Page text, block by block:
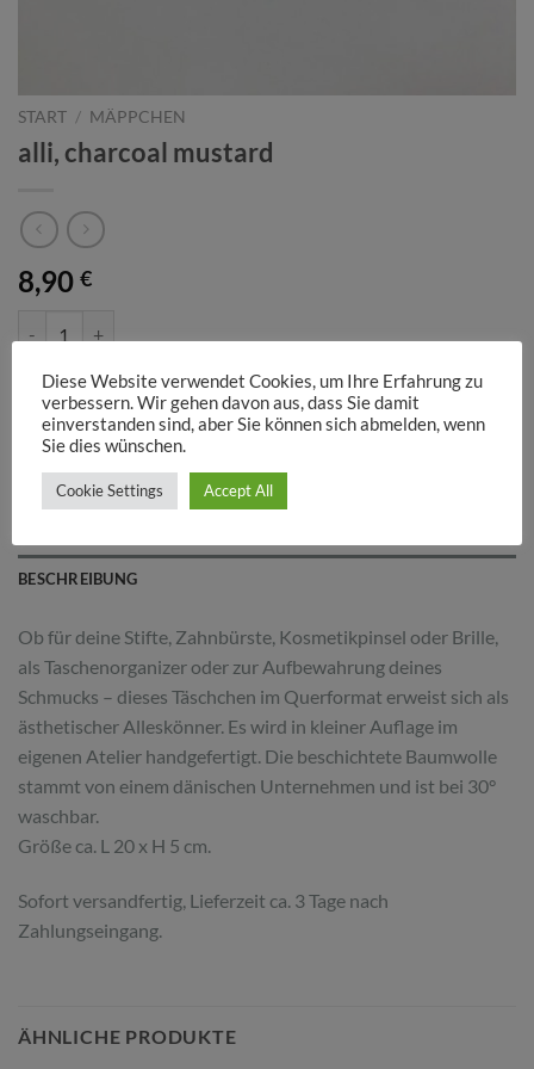
START / MÄPPCHEN
alli, charcoal mustard
8,90 €
IN DEN WARENKORB
Kategorie:MÄPPCHEN
Schlagwörter:grau,rosa senf
BESCHREIBUNG
Ob für deine Stifte, Zahnbürste, Kosmetikpinsel oder Brille,
als Taschenorganizer oder zur Aufbewahrung deines
Schmucks – dieses Täschchen im Querformat erweist sich als
ästhetischer Alleskönner. Es wird in kleiner Auflage im
eigenen Atelier handgefertigt. Die beschichtete Baumwolle
stammt von einem dänischen Unternehmen und ist bei 30°
waschbar.
Größe ca. L 20 x H 5 cm.
Sofort versandfertig, Lieferzeit ca. 3 Tage nach
Zahlungseingang.
ÄHNLICHE PRODUKTE
Diese Website verwendet Cookies, um Ihre Erfahrung zu
verbessern. Wir gehen davon aus, dass Sie damit
einverstanden sind, aber Sie können sich abmelden, wenn
Sie dies wünschen.
Cookie Settings Accept All